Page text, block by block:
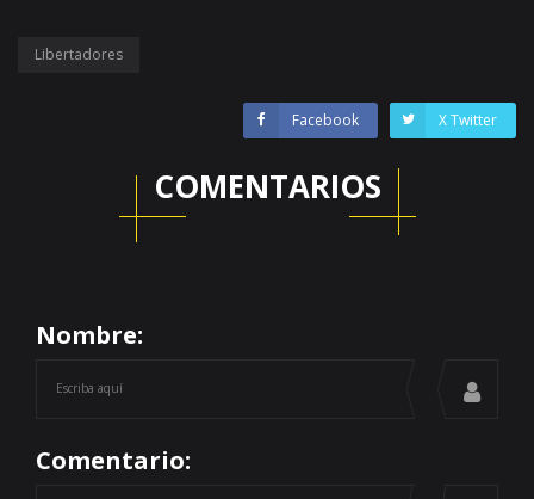
Libertadores
Facebook X Twitter
COMENTARIOS
Nombre:
Comentario: